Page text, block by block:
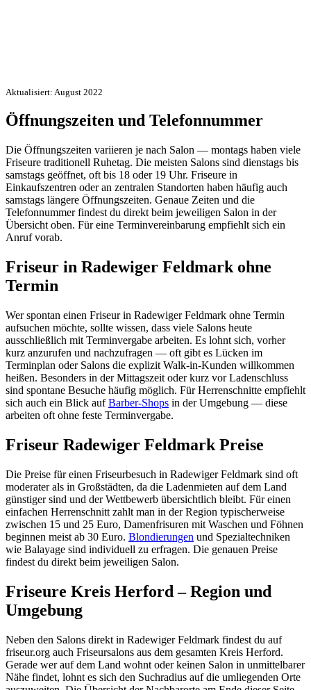
Aktualisiert: August 2022
Öffnungszeiten und Telefonnummer
Die Öffnungszeiten variieren je nach Salon — montags haben viele
Friseure traditionell Ruhetag. Die meisten Salons sind dienstags bis
samstags geöffnet, oft bis 18 oder 19 Uhr. Friseure in
Einkaufszentren oder an zentralen Standorten haben häufig auch
samstags längere Öffnungszeiten. Genaue Zeiten und die
Telefonnummer findest du direkt beim jeweiligen Salon in der
Übersicht oben. Für eine Terminvereinbarung empfiehlt sich ein
Anruf vorab.
Friseur in Radewiger Feldmark ohne
Termin
Wer spontan einen Friseur in Radewiger Feldmark ohne Termin
aufsuchen möchte, sollte wissen, dass viele Salons heute
ausschließlich mit Terminvergabe arbeiten. Es lohnt sich, vorher
kurz anzurufen und nachzufragen — oft gibt es Lücken im
Terminplan oder Salons die explizit Walk-in-Kunden willkommen
heißen. Besonders in der Mittagszeit oder kurz vor Ladenschluss
sind spontane Besuche häufig möglich. Für Herrenschnitte empfiehlt
sich auch ein Blick aufBarber-Shops in der Umgebung — diese
arbeiten oft ohne feste Terminvergabe.
Friseur Radewiger Feldmark Preise
Die Preise für einen Friseurbesuch in Radewiger Feldmark sind oft
moderater als in Großstädten, da die Ladenmieten auf dem Land
günstiger sind und der Wettbewerb übersichtlich bleibt. Für einen
einfachen Herrenschnitt zahlt man in der Region typischerweise
zwischen 15 und 25 Euro, Damenfrisuren mit Waschen und Föhnen
beginnen meist ab 30 Euro. Blondierungen und Spezialtechniken
wie Balayage sind individuell zu erfragen. Die genauen Preise
findest du direkt beim jeweiligen Salon.
Friseure Kreis Herford – Region und
Umgebung
Neben den Salons direkt in Radewiger Feldmark findest du auf
friseur.org auch Friseursalons aus dem gesamten Kreis Herford.
Gerade wer auf dem Land wohnt oder keinen Salon in unmittelbarer
Nähe findet, lohnt es sich den Suchradius auf die umliegenden Orte